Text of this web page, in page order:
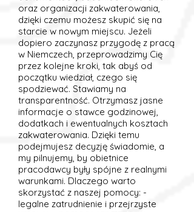
oraz organizacji zakwaterowania,
dzięki czemu możesz skupić się na
starcie w nowym miejscu. Jeżeli
dopiero zaczynasz przygodę z pracą
w Niemczech, przeprowadzimy Cię
przez kolejne kroki, tak abyś od
początku wiedział, czego się
spodziewać. Stawiamy na
transparentność. Otrzymasz jasne
informacje o stawce godzinowej,
dodatkach i ewentualnych kosztach
zakwaterowania. Dzięki temu
podejmujesz decyzję świadomie, a
my pilnujemy, by obietnice
pracodawcy były spójne z realnymi
warunkami. Dlaczego warto
skorzystać z naszej pomocy: -
legalne zatrudnienie i przejrzyste